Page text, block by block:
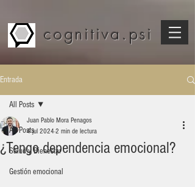
cognitiva.psi
Entrada
All Posts
Salud y Bienestar
Gestión emocional
All Posts
¿Tengo dependencia emocional?
Juan Pablo Mora Penagos
4 jul 2024 2 min de lectura